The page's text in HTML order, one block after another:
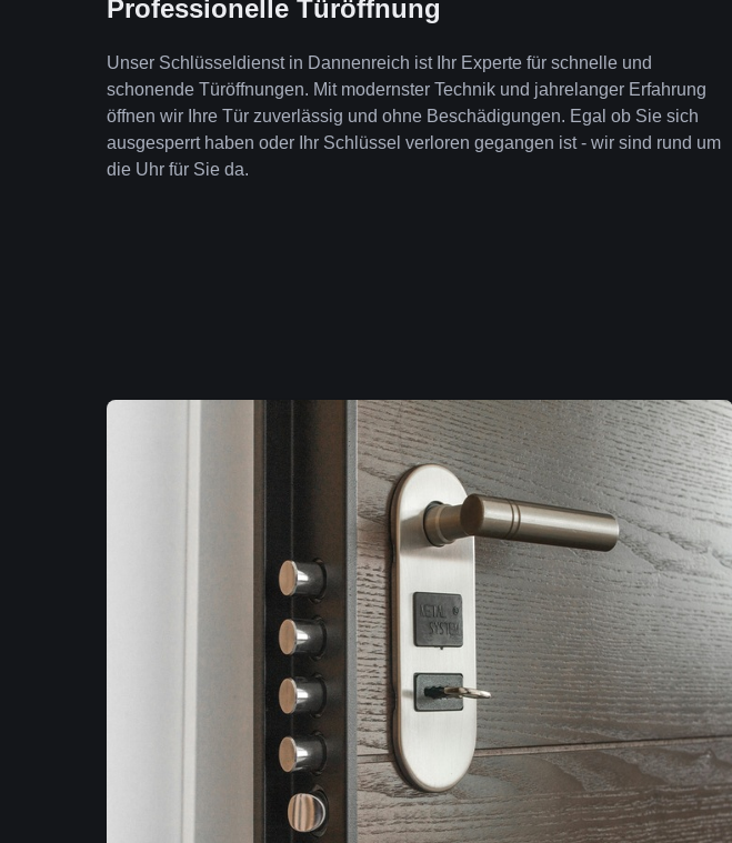
Professionelle Türöffnung
Unser Schlüsseldienst in Dannenreich ist Ihr Experte für schnelle und
schonende Türöffnungen. Mit modernster Technik und jahrelanger Erfahrung
öffnen wir Ihre Tür zuverlässig und ohne Beschädigungen. Egal ob Sie sich
ausgesperrt haben oder Ihr Schlüssel verloren gegangen ist - wir sind rund um
die Uhr für Sie da.